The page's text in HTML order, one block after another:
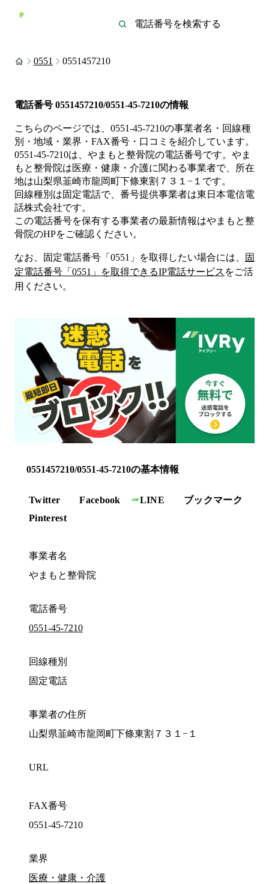
0551 0551457210
電話番号 0551457210/0551-45-7210の情報
こちらのページでは、 0551-45-7210の事業者名・回線種
別・地域・業界・FAX番号・口コミを紹介しています。
0551-45-7210は、 やまもと整骨院の電話番号です。 やま
もと整骨院は医療・健康・介護に関わる事業者で、所在
地は山梨県韮崎市龍岡町下條東割７３１−１ です。
回線種別は固定電話で、番号提供事業者は東日本電信電
話株式会社です。
この電話番号を保有する事業者の最新情報はやまもと整
骨院のHPをご確認ください。
なお、固定電話番号「 0551 」を取得したい場合には、
固
定電話番号「 0551 」を取得できるIP電話サービス をご活
用ください。
0551457210/0551-45-7210の基本情報
Twitter Facebook LINE
ブックマーク
Pinterest
事業者名
やまもと整骨院
電話番号
0551-45-7210
回線種別
固定電話
事業者の住所
山梨県韮崎市龍岡町下條東割７３１−１
URL
FAX番号
0551-45-7210
業界
医療・健康・介護